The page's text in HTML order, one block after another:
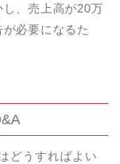
、売上高が20万
必要になるた
どうすればよい